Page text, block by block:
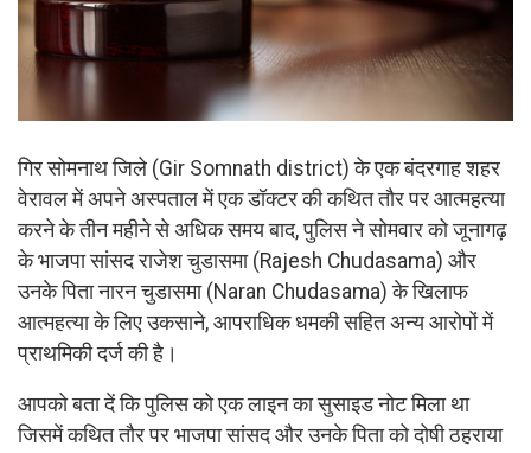
गिर सोमनाथ जिले (Gir Somnath district) के एक बंदरगाह शहर
वेरावल में अपने अस्पताल में एक डॉक्टर की कथित तौर पर आत्महत्या
करने के तीन महीने से अधिक समय बाद, पुलिस ने सोमवार को जूनागढ़
के भाजपा सांसद राजेश चुडासमा (Rajesh Chudasama) और
उनके पिता नारन चुडासमा (Naran Chudasama) के खिलाफ
आत्महत्या के लिए उकसाने, आपराधिक धमकी सहित अन्य आरोपों में
प्राथमिकी दर्ज की है।
आपको बता दें कि पुलिस को एक लाइन का सुसाइड नोट मिला था
जिसमें कथित तौर पर भाजपा सांसद और उनके पिता को दोषी ठहराया